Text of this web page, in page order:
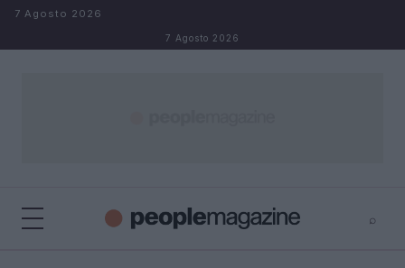
Salta al contenuto
7 Agosto 2026
7 Agosto 2026
⌕